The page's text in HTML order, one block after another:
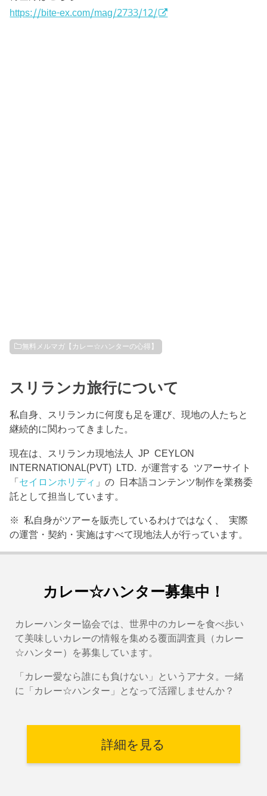
https://bite-ex.com/mag/2733/12/
無料メルマガ【カレー☆ハンターの心得】
スリランカ旅行について
私自身、スリランカに何度も足を運び、現地の人たちと
継続的に関わってきました。
現在は、スリランカ現地法人 JP CEYLON
INTERNATIONAL(PVT) LTD. が運営する ツアーサイト
「セイロンホリディ 」の 日本語コンテンツ制作を業務委
託として担当しています。
※ 私自身がツアーを販売しているわけではなく、 実際
の運営・契約・実施はすべて現地法人が行っています。
カレー☆ハンター募集中！
カレーハンター協会では、世界中のカレーを食べ歩い
て美味しいカレーの情報を集める覆面調査員（カレー
☆ハンター）を募集しています。
「カレー愛なら誰にも負けない」というアナタ。一緒
に「カレー☆ハンター」となって活躍しませんか？
詳細を見る